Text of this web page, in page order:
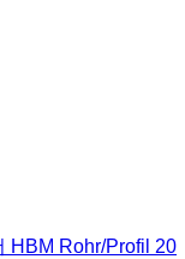
HBM Rohr/Profil 20